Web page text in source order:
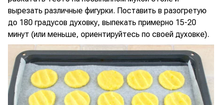
вырезать различные фигурки. Поставить в разогретую
до 180 градусов духовку, выпекать примерно 15-20
минут (или меньше, ориентируйтесь по своей духовке).